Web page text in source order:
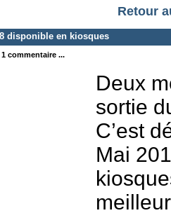
Retour
disponible en kiosques
1 commentaire ...
Deux
sortie
C’est
Mai